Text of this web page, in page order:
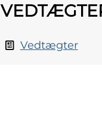
Vedtægter